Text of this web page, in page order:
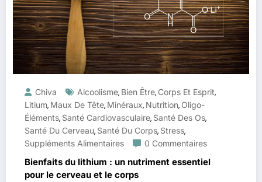
Chiva Alcoolisme, Bien Être, Corps Et Esprit,
Litium, Maux De Tête, Minéraux, Nutrition, Oligo-
Éléments, Santé Cardiovasculaire, Santé Des Os,
Santé Du Cerveau, Santé Du Corps, Stress,
Suppléments Alimentaires
0 Commentaires
Bienfaits du lithium : un nutriment essentiel
pour le cerveau et le corps